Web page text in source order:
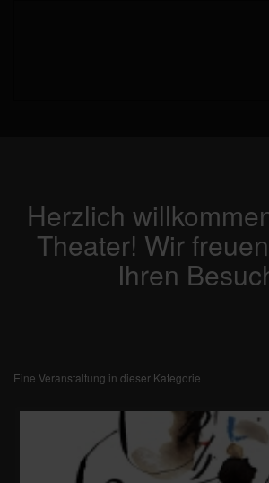
Herzlich
Theater! Wir
Ihren
Eine Veranstaltung in dieser Kategorie